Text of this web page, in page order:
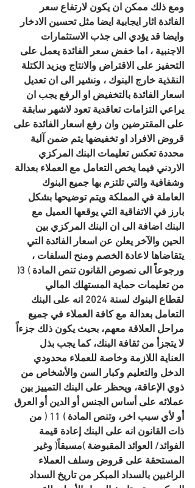
ومع ذلك ممكن ان يكون لارتفاع سعر
الفائدة اثار ايجابية ايضا مثل تحسين الادخار
وايضا قد يؤدي الى جذب الاستثمارات
الاجنبية ، اما خفض سعر الفائدة يعمل على
التحفيز على الاقتراض والانتاج ويزيد الكتلة
النقذية خارج البنوك ، ونشير الى ان تعديل
اسعار الفائدة بالتخفيض او الرفع يجب ان
يراعي التزامات تعاقدية تعود لاشهر سابقة
على المقترضين وان رفع اسعار الفائدة على
قروض الافراد او تخفيضها يتم ضمن آلية
محددة تعكس تعليمات البنك المركزي
الاردني فيما يخص التعامل مع العملاء بعدالة
وشفافية والتي تلتزم بها جميع البنوك
العاملة في المملكة ويتم توضيحها بشكل
بارز في الاتفاقية التي يوقعها العميل مع
البنك اضافة الى ان البنك المركزي بين
الحين والآخر يعلن عن اسعار الفائدة التي
يتقاضاها لاعادة الخصم ومنح السلفات ،
ورجوعاً الى نصوص القانون تنص المادة ) 3(
من تعليمات حماية المستهلك المالي
لقطاع البنوك لسنة 2024 انه على البنك
التعامل بعدالة مع كافة العملاء في جميع
مراحل العلاقة معهم، بحيث يكون ذلك جزءاً
لا يتجزأ من ثقافة البنك، كما يجب بذل
العناية اللازمة وخاصة للعملاء محدودي
الدخل والتعليم وكبار السن والأشخاص من
ذوي الإعاقة، ويحظر على البنك التمييز بين
عملائه على أساس الجنس أو الدين أو العرق
أو لأي سبب اخر، وتنص المادة ) 11 ( من
ذات القانون انه على البنك إعادة قيمة
الفوائد/ العوائد المقبوضة )مسبقاً( وغير
المستحقة على قروض وسلف العملاء
الراغبين بالسداد المبكر من تاريخ السداد